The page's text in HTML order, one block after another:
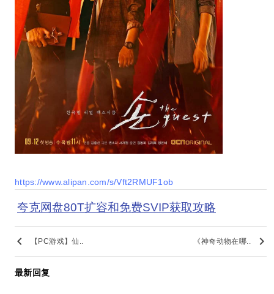
https://www.alipan.com/s/Vft2RMUF1ob
夸克网盘80T扩容和免费SVIP获取攻略
keyboard_arrow_left 【PC游戏】仙.. 《神奇动物在哪.. keyboard_arrow_right
最新回复